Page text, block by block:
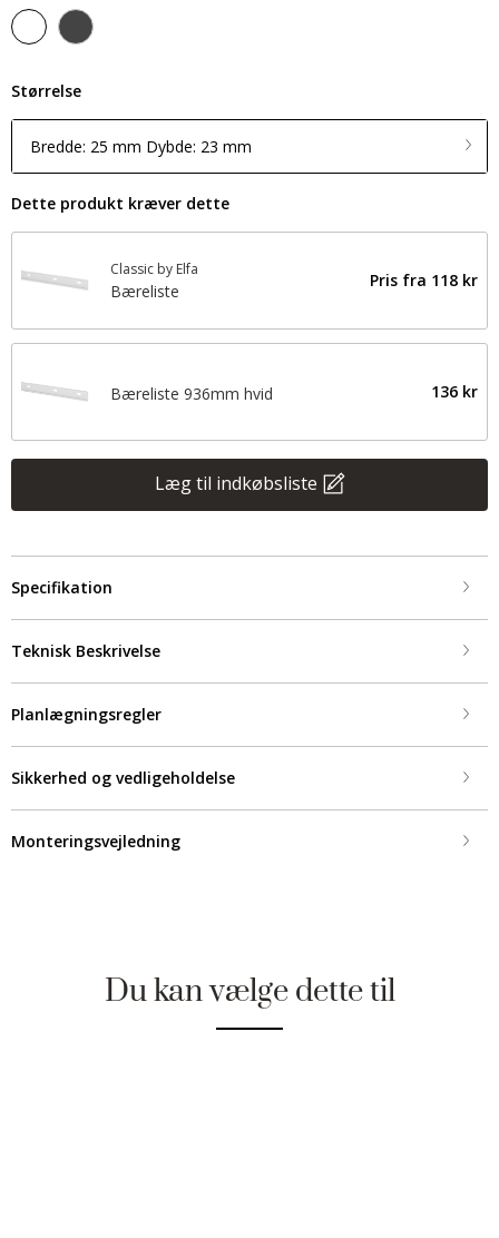
Størrelse
Bredde: 25 mm Dybde: 23 mm
Dette produkt kræver dette
Classic by Elfa
Bæreliste
Pris fra 118 kr
Bæreliste 936mm hvid 136 kr
Læg til indkøbsliste
Specifikation
Teknisk Beskrivelse
Planlægningsregler
Sikkerhed og vedligeholdelse
Monteringsvejledning
Du kan vælge dette til